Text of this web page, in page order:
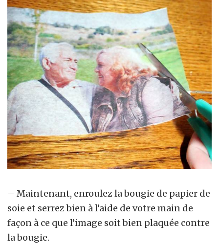
– Maintenant, enroulez la bougie de papier de
soie et serrez bien à l’aide de votre main de
façon à ce que l’image soit bien plaquée contre
la bougie.